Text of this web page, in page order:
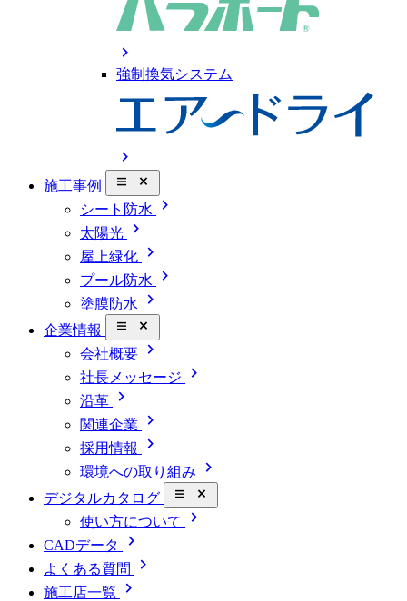
chevron_right
強制換気システム
chevron_right
施工事例 close_small
シート防水 chevron_right
太陽光 chevron_right
屋上緑化 chevron_right
プール防水 chevron_right
塗膜防水 chevron_right
企業情報 close_small
会社概要 chevron_right
社長メッセージ chevron_right
沿革 chevron_right
関連企業 chevron_right
採用情報 chevron_right
環境への取り組み chevron_right
デジタルカタログ close_small
使い方について chevron_right
CADデータ chevron_right
よくある質問 chevron_right
施工店一覧
chevron_right